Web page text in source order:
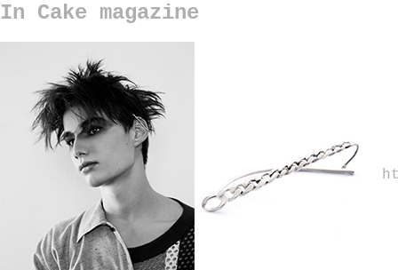
In Cake magazine